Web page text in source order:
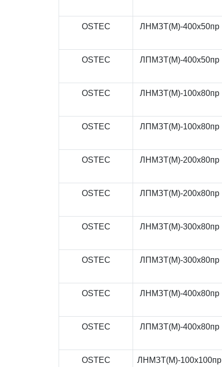
OSTEC ЛНМЗТ(М)-400x50пр
OSTEC ЛПМЗТ(М)-400x50пр
OSTEC ЛНМЗТ(М)-100x80пр
OSTEC ЛПМЗТ(М)-100x80пр
OSTEC ЛНМЗТ(М)-200x80пр
OSTEC ЛПМЗТ(М)-200x80пр
OSTEC ЛНМЗТ(М)-300x80пр
OSTEC ЛПМЗТ(М)-300x80пр
OSTEC ЛНМЗТ(М)-400x80пр
OSTEC ЛПМЗТ(М)-400x80пр
OSTEC ЛНМЗТ(М)-100x100пр